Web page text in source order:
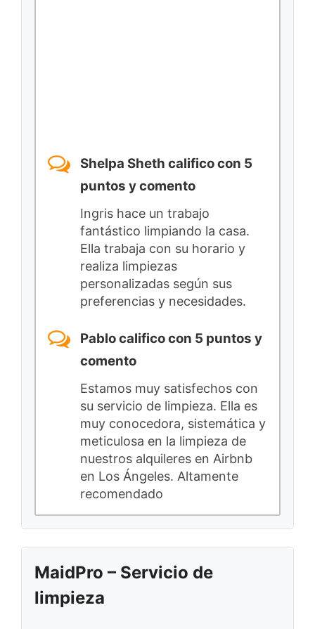
Shelpa Sheth califico con 5
puntos y comento
Ingris hace un trabajo
fantástico limpiando la casa.
Ella trabaja con su horario y
realiza limpiezas
personalizadas según sus
preferencias y necesidades.
Pablo califico con 5 puntos y
comento
Estamos muy satisfechos con
su servicio de limpieza. Ella es
muy conocedora, sistemática y
meticulosa en la limpieza de
nuestros alquileres en Airbnb
en Los Ángeles. Altamente
recomendado
MaidPro – Servicio de
limpieza